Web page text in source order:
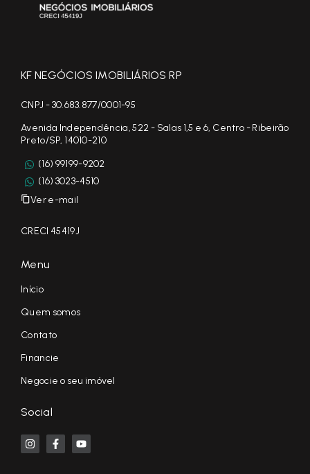
KF NEGÓCIOS IMOBILIÁRIOS RP
CNPJ - 30.683.877/0001-95
Avenida Independência, 522 - Salas 1,5 e 6, Centro - Ribeirão
Preto/SP, 14010-210
(16) 99199-9202
(16) 3023-4510
Ver e-mail
CRECI 45419J
Menu
Início
Quem somos
Contato
Financie
Negocie o seu imóvel
Social